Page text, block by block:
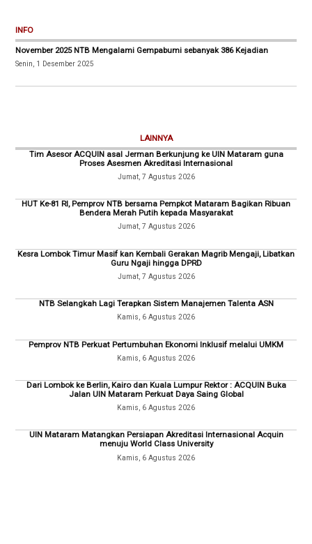
INFO
November 2025 NTB Mengalami Gempabumi sebanyak 386 Kejadian
Senin, 1 Desember 2025
LAINNYA
Tim Asesor ACQUIN asal Jerman Berkunjung ke UIN Mataram guna
Proses Asesmen Akreditasi Internasional
Jumat, 7 Agustus 2026
HUT Ke-81 RI, Pemprov NTB bersama Pempkot Mataram Bagikan Ribuan
Bendera Merah Putih kepada Masyarakat
Jumat, 7 Agustus 2026
Kesra Lombok Timur Masif kan Kembali Gerakan Magrib Mengaji, Libatkan
Guru Ngaji hingga DPRD
Jumat, 7 Agustus 2026
NTB Selangkah Lagi Terapkan Sistem Manajemen Talenta ASN
Kamis, 6 Agustus 2026
Pemprov NTB Perkuat Pertumbuhan Ekonomi Inklusif melalui UMKM
Kamis, 6 Agustus 2026
Dari Lombok ke Berlin, Kairo dan Kuala Lumpur Rektor : ACQUIN Buka
Jalan UIN Mataram Perkuat Daya Saing Global
Kamis, 6 Agustus 2026
UIN Mataram Matangkan Persiapan Akreditasi Internasional Acquin
menuju World Class University
Kamis, 6 Agustus 2026